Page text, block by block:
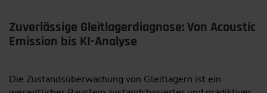
Zuverlässige Gleitlagerdiagnose: Von Acoustic
Emission bis KI-Analyse
Die Zustandsüberwachung von Gleitlagern ist ein